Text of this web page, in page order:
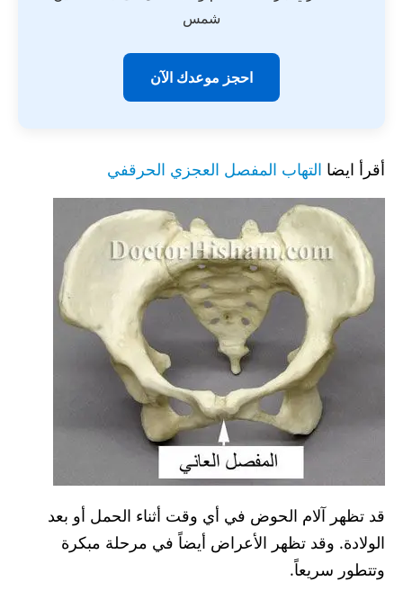
شمس
احجز موعدك الآن
أقرأ ايضا التهاب المفصل العجزي الحرقفي
قد تظهر آلام الحوض في أي وقت أثناء الحمل أو بعد
الولادة. وقد تظهر الأعراض أيضاً في مرحلة مبكرة
وتتطور سريعاً.